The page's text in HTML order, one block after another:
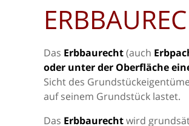
Das Erbbaurecht(auch
oder unter der Oberfläche
Sicht des
auf seinem Grundstück lastet.
Das Erbbaurechtwird